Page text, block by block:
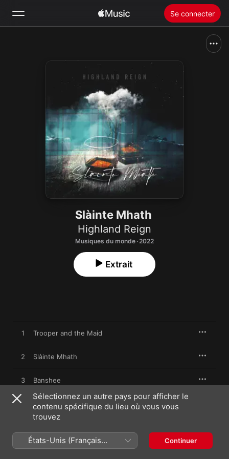
Se connecter
Radio
Installer Apple Music
Slàinte Mhath
Highland Reign
Musiques du monde · 2022
Extrait
1 Trooper and the Maid
2 Slàinte Mhath
3 Banshee
4 Jolly Roving Tar
Measure
6 Run Runaway
Sélectionnez un autre pays pour afficher le
contenu spécifique du lieu où vous vous
trouvez
États-Unis (Français
France)
Continuer